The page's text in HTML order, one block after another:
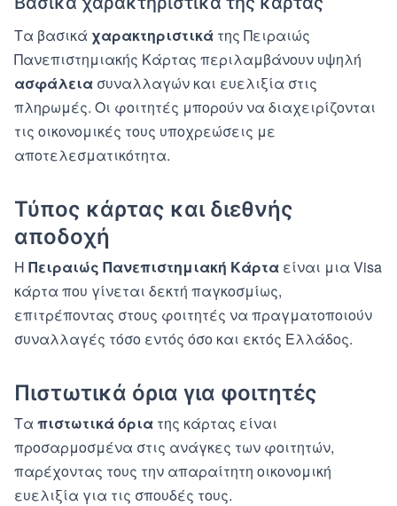
Τα βασικά χαρακτηριστικά της Πειραιώς
Πανεπιστημιακής Κάρτας περιλαμβάνουν υψηλή
ασφάλεια συναλλαγών και ευελιξία στις
πληρωμές. Οι φοιτητές μπορούν να διαχειρίζονται
τις οικονομικές τους υποχρεώσεις με
αποτελεσματικότητα.
Τύπος κάρτας και διεθνής
αποδοχή
Η Πειραιώς Πανεπιστημιακή Κάρτα είναι μια Visa
κάρτα που γίνεται δεκτή παγκοσμίως,
επιτρέποντας στους φοιτητές να πραγματοποιούν
συναλλαγές τόσο εντός όσο και εκτός Ελλάδος.
Πιστωτικά όρια για φοιτητές
Τα πιστωτικά όρια της κάρτας είναι
προσαρμοσμένα στις ανάγκες των φοιτητών,
παρέχοντας τους την απαραίτητη οικονομική
ευελιξία για τις σπουδές τους.